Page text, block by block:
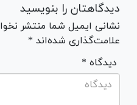
دیدگاهتان را بنویسید
نشانی ایمیل شما منتشر
علامت‌گذاری شده‌اند *
* دیدگاه